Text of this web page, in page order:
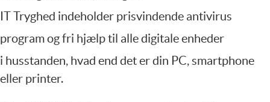
IT Tryghed indeholder prisvindende antivirus
program og fri hjælp til alledigitale enheder
i husstanden, hvad end det er din PC, smartphone
eller printer.